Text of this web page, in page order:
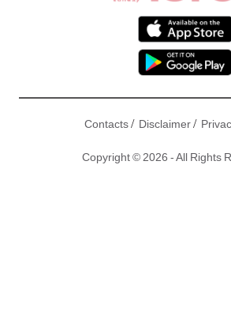
Contacts/ Disclaimer/
Copyright © 2026 - All Rights